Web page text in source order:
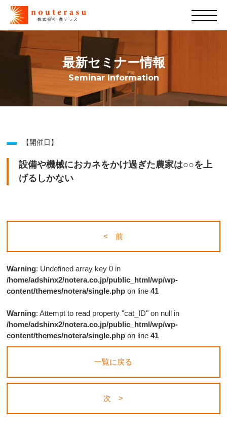
最新セミナー情報
Seminar Information
【開催日】
設備や機械におカネをかけ過ぎた農家は○○を上
げるしかない
< 前
Warning: Undefined array key 0 in
/home/adshinx2/notera.co.jp/public_html/wp/wp-
content/themes/notera/single.php on line41
Warning: Attempt to read property "cat_ID" on null in
/home/adshinx2/notera.co.jp/public_html/wp/wp-
content/themes/notera/single.php on line41
一覧に戻る
次 >